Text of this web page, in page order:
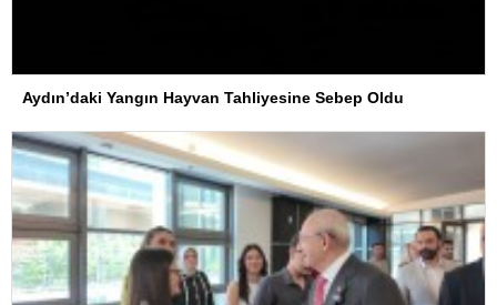
Aydın’daki Yangın Hayvan Tahliyesine Sebep Oldu